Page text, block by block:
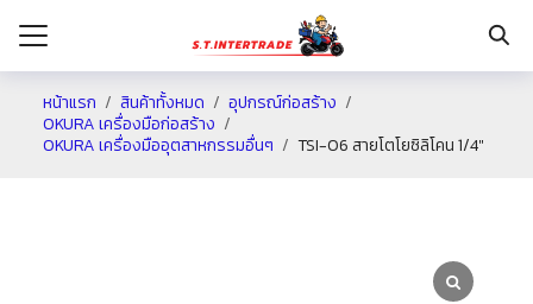
หน้าแรก สินค้าทั้งหมด
อุปกรณ์ก่อสร้าง
OKURA เครื่องมือก่อสร้าง
OKURA เครื่องมืออุตสาหกรรมอื่นๆ
TSI-06 สายโตโยซิลิโคน 1/4″